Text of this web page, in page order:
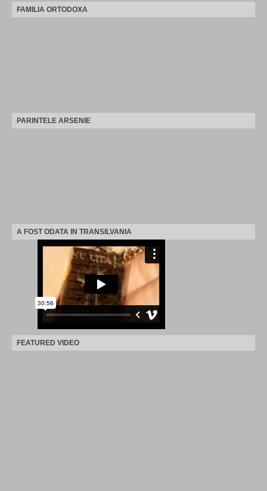
FAMILIA ORTODOXA
PARINTELE ARSENIE
A FOST ODATA IN TRANSILVANIA
FEATURED VIDEO